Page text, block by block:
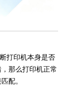
打印机本身是否
那么打印机正常
配。